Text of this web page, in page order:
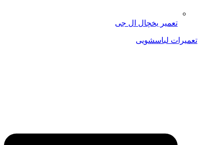
تعمیر یخچال ال جی
تعمیرات لباسشویی